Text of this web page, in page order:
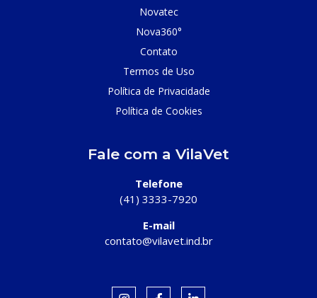
Novatec
Nova360°
Contato
Termos de Uso
Política de Privacidade
Política de Cookies
Fale com a VilaVet
Telefone
(41) 3333-7920
E-mail
contato@vilavet.ind.br